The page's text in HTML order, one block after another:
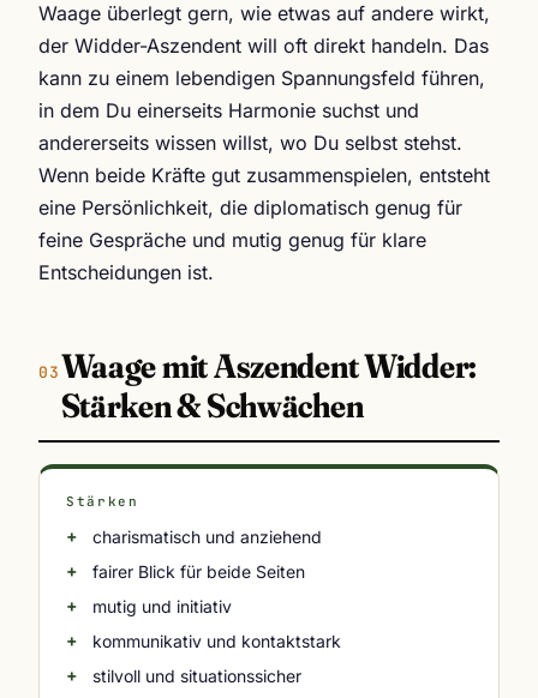
Waage überlegt gern, wie etwas auf andere wirkt,
der Widder-Aszendent will oft direkt handeln. Das
kann zu einem lebendigen Spannungsfeld führen,
in dem Du einerseits Harmonie suchst und
andererseits wissen willst, wo Du selbst stehst.
Wenn beide Kräfte gut zusammenspielen, entsteht
eine Persönlichkeit, die diplomatisch genug für
feine Gespräche und mutig genug für klare
Entscheidungen ist.
Waage mit Aszendent Widder:
Stärken & Schwächen
Stärken
charismatisch und anziehend
fairer Blick für beide Seiten
mutig und initiativ
kommunikativ und kontaktstark
stilvoll und situationssicher